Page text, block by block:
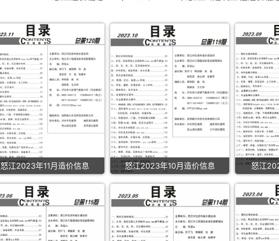
怒江2023年11月造价信息 怒江2023年10月造价信息 怒江